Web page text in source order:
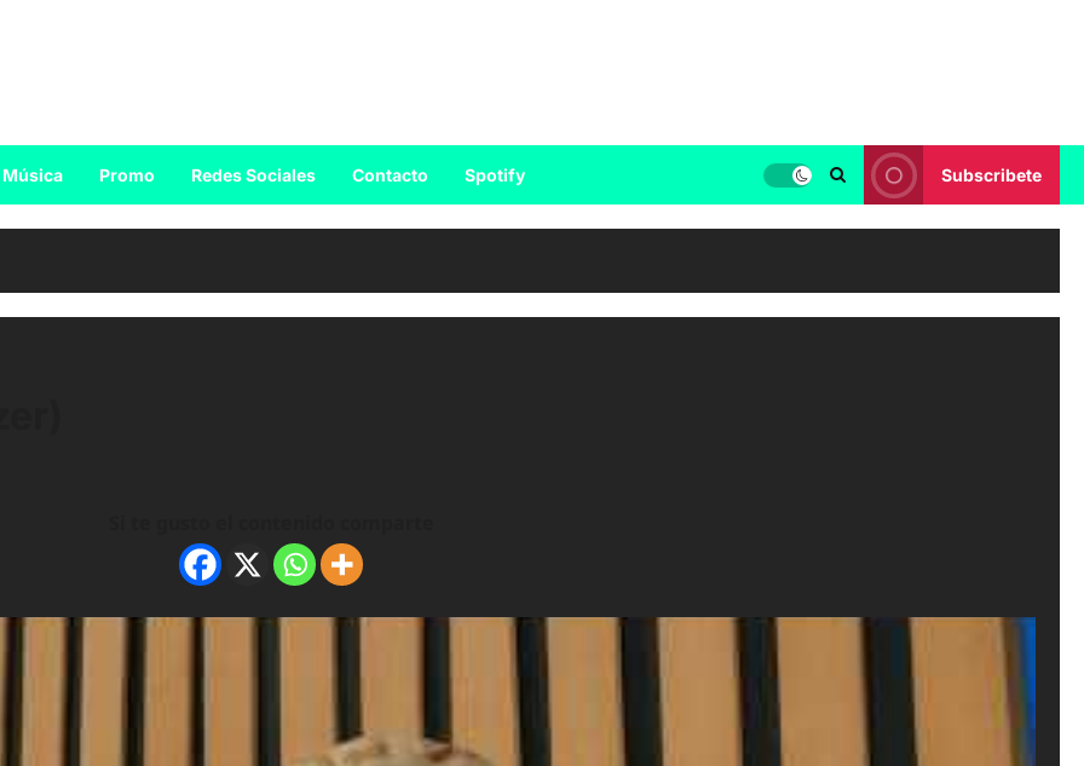
Música Promo Redes Sociales Contacto Spotify Subscribete